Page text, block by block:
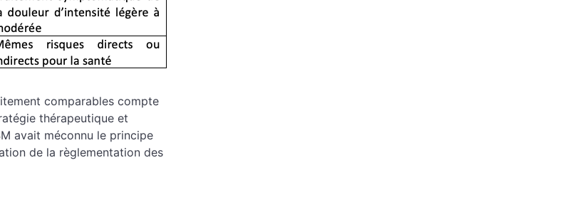
comparables compte
thérapeutique et
avait méconnu le principe
de la règlementation des